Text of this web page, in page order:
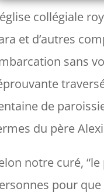
collégiale
et d’autres
sans
de
du père
notre curé, “le
pour